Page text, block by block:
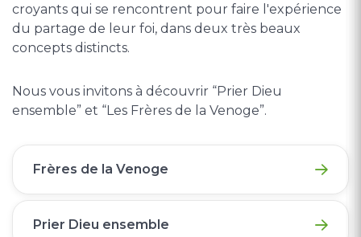
croyants qui se rencontrent pour faire l'expérience
du partage de leur foi, dans deux très beaux
concepts distincts.
Nous vous invitons à découvrir “Prier Dieu
ensemble” et “Les Frères de la Venoge”.
Frères de la Venoge
Prier Dieu ensemble